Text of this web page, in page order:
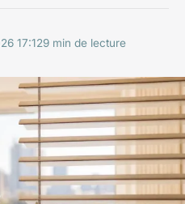
17:129 min de lecture